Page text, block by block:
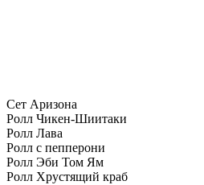
Сет Аризона
Ролл Чикен-Шиитаки
Ролл Лава
Ролл с пепперони
Ролл Эби Том Ям
Ролл Хрустящий краб